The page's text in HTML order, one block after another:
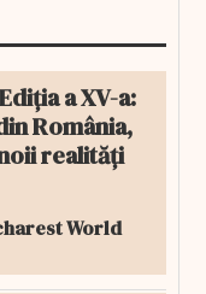
a XV-a:
România,
realități
World